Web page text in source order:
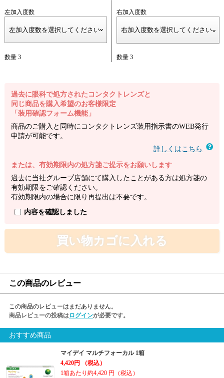
左加入度数
数量 3
右加入度数
数量 3
過去に眼科で処方されたコンタクトレンズと
同じ商品を購入希望のお客様限定
「装用確認フォーム機能」
商品のご購入と同時にコンタクトレンズ装用指示書のWEB発行
申請が可能です。
詳しくはこちら
または、有効期限内の処方箋ご提示をお願いします
過去に当社グループ店舗にて購入したことがある方は処方箋の
有効期限をご確認ください。
有効期限内の場合に限り再提出は不要です。
内容を確認しました
買い物カゴに入れる
この商品のレビュー
この商品のレビューはまだありません。
商品レビューの投稿はログインが必要です。
おすすめ商品
マイデイ マルチフォーカル 1箱
4,420円
（税込）
1箱あたり約4,420 円（税込）